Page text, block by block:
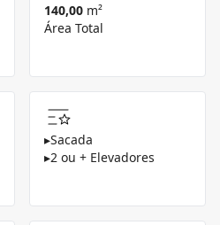
140,00 m²
Área Total
▸Sacada
▸2 ou + Elevadores